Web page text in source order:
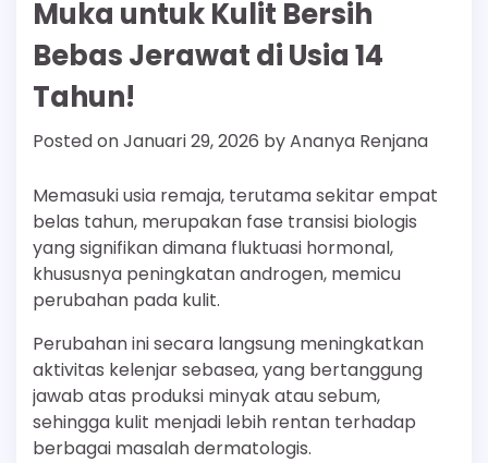
Muka untuk Kulit Bersih
Bebas Jerawat di Usia 14
Tahun!
Posted onJanuari 29, 2026 byAnanya Renjana
Memasuki usia remaja, terutama sekitar empat
belas tahun, merupakan fase transisi biologis
yang signifikan dimana fluktuasi hormonal,
khususnya peningkatan androgen, memicu
perubahan pada kulit.
Perubahan ini secara langsung meningkatkan
aktivitas kelenjar sebasea, yang bertanggung
jawab atas produksi minyak atau sebum,
sehingga kulit menjadi lebih rentan terhadap
berbagai masalah dermatologis.